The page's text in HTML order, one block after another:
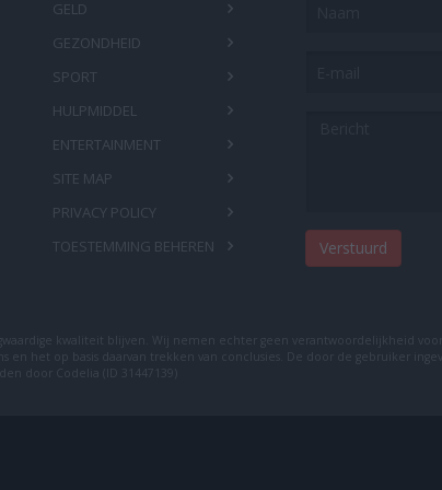
GELD
GEZONDHEID
SPORT
HULPMIDDEL
ENTERTAINMENT
SITE MAP
PRIVACY POLICY
TOESTEMMING BEHEREN
kwaliteit blijven. Wij nemen echter geen verantwoordelijkheid
het op basis daarvan trekken van conclusies. De door de gebruiker
door
Codelia (ID 31447139)